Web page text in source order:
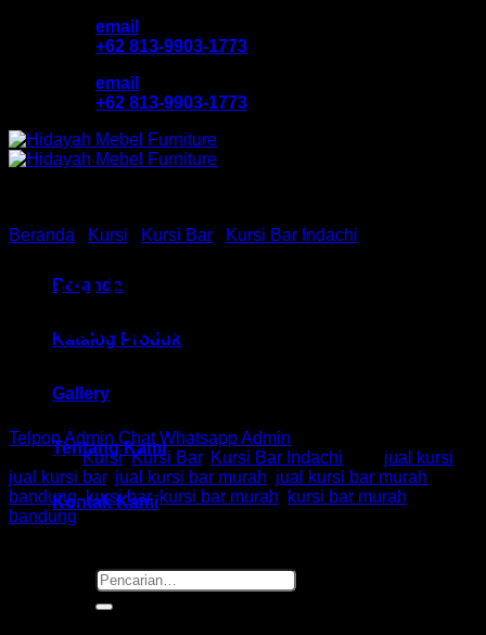
email
+62 813-9903-1773
email
+62 813-9903-1773
Beranda
Katalog Produk
Gallery
Tentang Kami
Kontak Kami
Pencarian
untuk:
Beranda Kursi Kursi Bar Kursi Bar Indachi
Kursi Bar / Cafe Ind HM ST
51 Bandung
Telpon Admin Chat Whatsapp Admin
Kategori:Kursi,Kursi Bar, Kursi Bar Indachi jual kursi
jual kursi bar, jual kursi bar murah jual kursi bar murah
bandung,kursi bar,kursi bar murah
kursi bar murah
bandung